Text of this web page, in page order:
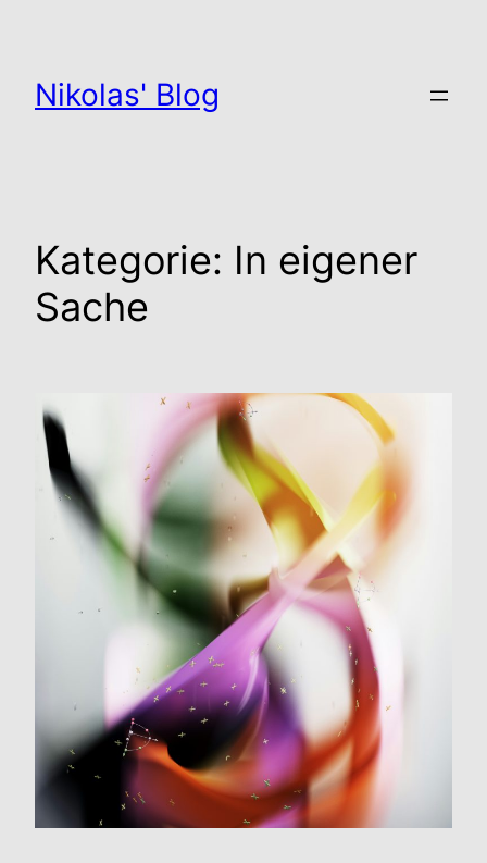
springen
Nikolas' Blog
Kategorie: In eigener
Sache